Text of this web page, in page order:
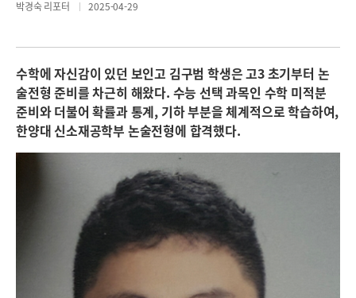
박경숙 리포터 2025-04-29
수학에 자신감이 있던 보인고 김구범 학생은 고3 초기부터 논
술전형 준비를 차근히 해왔다. 수능 선택 과목인 수학 미적분
준비와 더불어 확률과 통계, 기하 부분을 체계적으로 학습하여,
한양대 신소재공학부 논술전형에 합격했다.